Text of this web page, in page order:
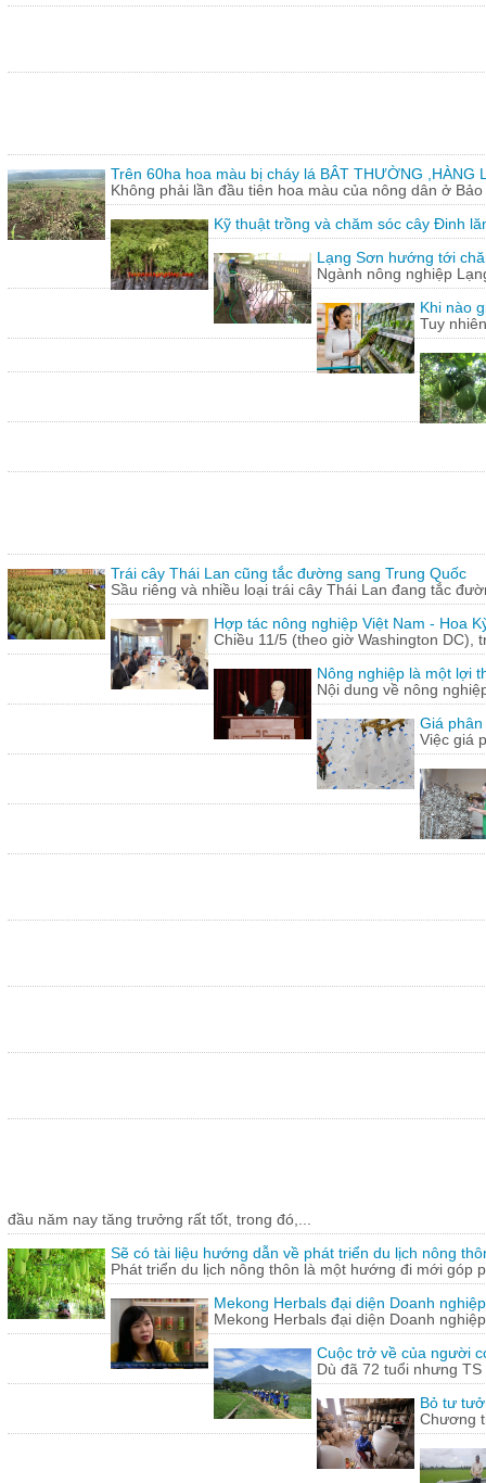
Trên 60ha hoa màu bị cháy lá BÂT THƯỜNG
Không phải lần đầu tiên hoa màu của nông dân ở
Kỹ thuật trồng và chăm sóc cây Đinh
Lạng Sơn hướng tới
Ngành nông nghiệp
Khi nào
Tuy
Trái cây Thái Lan cũng tắc đường sang Trung Quốc
Sầu riêng và nhiều loại trái cây Thái Lan đang tắc
Hợp tác nông nghiệp Việt Nam - Hoa
Chiều 11/5 (theo giờ Washington DC),
Nông nghiệp là một lợi
Nội dung về nông
Giá
Việc giá
đầu năm nay tăng trưởng rất tốt, trong đó,...
Sẽ có tài liệu hướng dẫn về phát triển du lịch nông
Phát triển du lịch nông thôn là một hướng đi mới góp
Mekong Herbals đại diện Doanh
Mekong Herbals đại diện Doanh
Cuộc trở về của người
Dù đã 72 tuổi nhưng
Bỏ tư
Chương